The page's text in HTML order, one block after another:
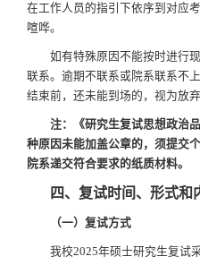
在工作人员的指引下依序到对应
喧哗。
如有特殊原因不能按时进行
联系。逾期不联系或院系联系不
结束前，还未能到场的，视为放弃
注：
《研究生复试思想政治
种原因未能加盖公章的，须提交
院系递交符合要求的纸质材料。
四、复试时间、形式和
（一）复试方式
我校2025年硕士研究生复试